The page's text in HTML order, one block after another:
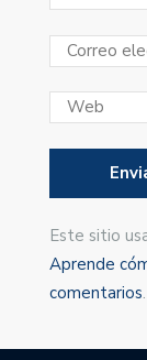
Este sitio
Aprende
comentarios.